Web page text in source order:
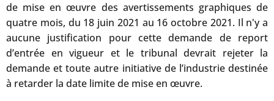
de mise en œuvre des avertissements graphiques de
quatre mois, du 18 juin 2021 au 16 octobre 2021. Il n'y a
aucune justification pour cette demande de report
d’entrée en vigueur et le tribunal devrait rejeter la
demande et toute autre initiative de l’industrie destinée
à retarder la date limite de mise en œuvre.